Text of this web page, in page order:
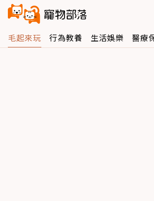
毛起來玩 行為教養 生活娛樂 醫療